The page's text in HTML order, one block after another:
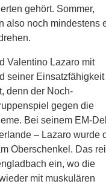
gehört. Sommer,
also noch mindestens
Valentino Lazaro mit
seiner Einsatzfähigkeit
denn der Noch-
gegen die
Bei seinem EM-
– Lazaro wurde
Oberschenkel. Das
ein, wo die
mit muskulären